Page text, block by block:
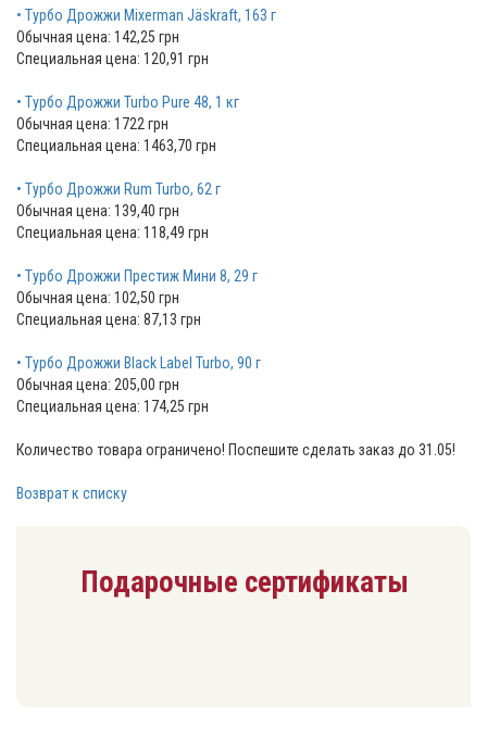
• Турбо Дрожжи Mixerman Jäskraft, 163 г
Обычная цена: 142,25 грн
Специальная цена: 120,91 грн
• Турбо Дрожжи Turbo Pure 48, 1 кг
Обычная цена: 1722 грн
Специальная цена: 1463,70 грн
• Турбо Дрожжи Rum Turbo, 62 г
Обычная цена: 139,40 грн
Специальная цена: 118,49 грн
• Турбо Дрожжи Престиж Мини 8, 29 г
Обычная цена: 102,50 грн
Специальная цена: 87,13 грн
• Турбо Дрожжи Black Label Turbo, 90 г
Обычная цена: 205,00 грн
Специальная цена: 174,25 грн
Количество товара ограничено! Поспешите сделать заказ до 31.05!
Возврат к списку
Подарочные сертификаты